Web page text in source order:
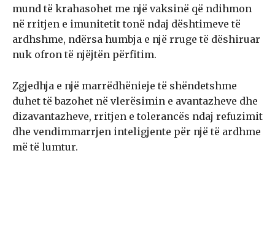
mund të krahasohet me një vaksinë që ndihmon
në rritjen e imunitetit tonë ndaj dështimeve të
ardhshme, ndërsa humbja e një rruge të dëshiruar
nuk ofron të njëjtën përfitim.
Zgjedhja e një marrëdhënieje të shëndetshme
duhet të bazohet në vlerësimin e avantazheve dhe
dizavantazheve, rritjen e tolerancës ndaj refuzimit
dhe vendimmarrjen inteligjente për një të ardhme
më të lumtur.